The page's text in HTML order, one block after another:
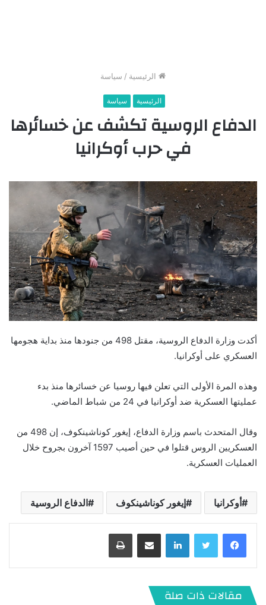
الرئيسية / سياسة
الرئيسية سياسة
الدفاع الروسية تكشف عن خسائرها
في حرب أوكرانيا
أكدت وزارة الدفاع الروسية، مقتل 498 من جنودها منذ بداية هجومها
العسكري على أوكرانيا.
وهذه المرة الأولى التي تعلن فيها روسيا عن خسائرها منذ بدء
عمليتها العسكرية ضد أوكرانيا في 24 من شباط الماضي.
وقال المتحدث باسم وزارة الدفاع، إيغور كوناشينكوف، إن 498 من
العسكريين الروس قتلوا في حين أصيب 1597 آخرون بجروح خلال
العمليات العسكرية.
أوكرانيا إيغور كوناشينكوف الدفاع الروسية
لينكدإن
مقالات ذات صلة